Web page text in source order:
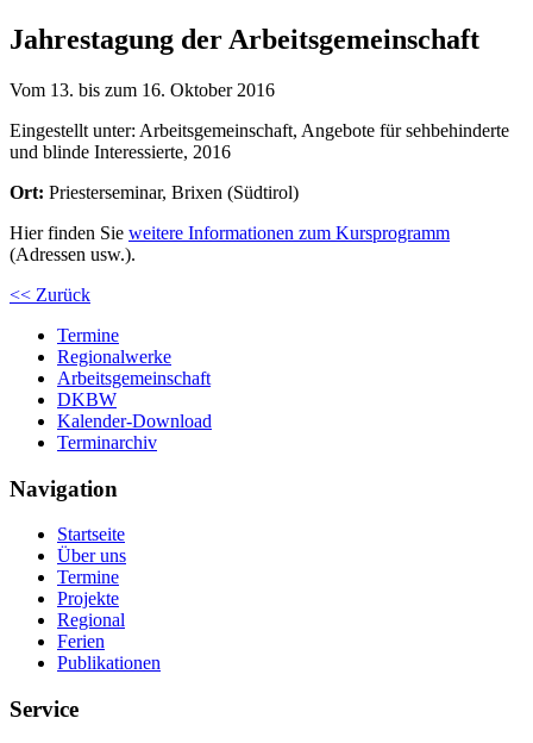
Jahrestagung der Arbeitsgemeinschaft
Vom 13. bis zum 16. Oktober 2016
Eingestellt unter: Arbeitsgemeinschaft, Angebote für sehbehinderte
und blinde Interessierte, 2016
Ort: Priesterseminar, Brixen (Südtirol)
Hier finden Sie weitere Informationen zum Kursprogramm
(Adressen usw.).
<< Zurück
Termine
Regionalwerke
Arbeitsgemeinschaft
DKBW
Kalender-Download
Terminarchiv
Navigation
Startseite
Über uns
Termine
Projekte
Regional
Ferien
Publikationen
Service